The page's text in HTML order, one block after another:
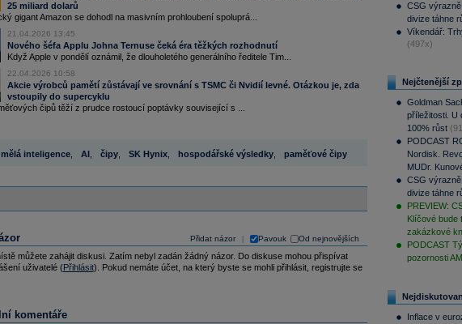
25 miliard dolarů
gigant Amazon se dohodl na masivním prohloubení spoluprá...
21.04.2026 13:45
Nového šéfa Applu Johna Ternuse čeká éra těžkých rozhodnutí
Když Apple v pondělí oznámil, že dlouholetého generálního ředitele Tim...
22.04.2026 10:58
Akcie výrobců pamětí zůstávají ve srovnání s TSMC či Nvidií levné. Otázkou je, zda
vstoupily do supercyklu
čipů těží z prudce rostoucí poptávky související s ...
inteligence, AI, čipy, SK Hynix, hospodářské výsledky, paměťové čipy
Přidat názor Pavouk Od nejnovějších
můžete zahájit diskusi. Zatím nebyl zadán žádný názor. Do diskuse mohou přispívat
uživatelé (Přihlásit). Pokud nemáte účet, na který byste se mohli přihlásit, registrujte se
komentáře
CSG
divize táhne
Víkendář:
(497x)
Nejčtenější
Goldman
příležitosti. U
100% růst
PODCAST
Nordisk.
MUDr.
CSG
divize táhne
PREVIEW:
Klíčové bude
zakázkové
PODCAST
pozornosti
Inflace v